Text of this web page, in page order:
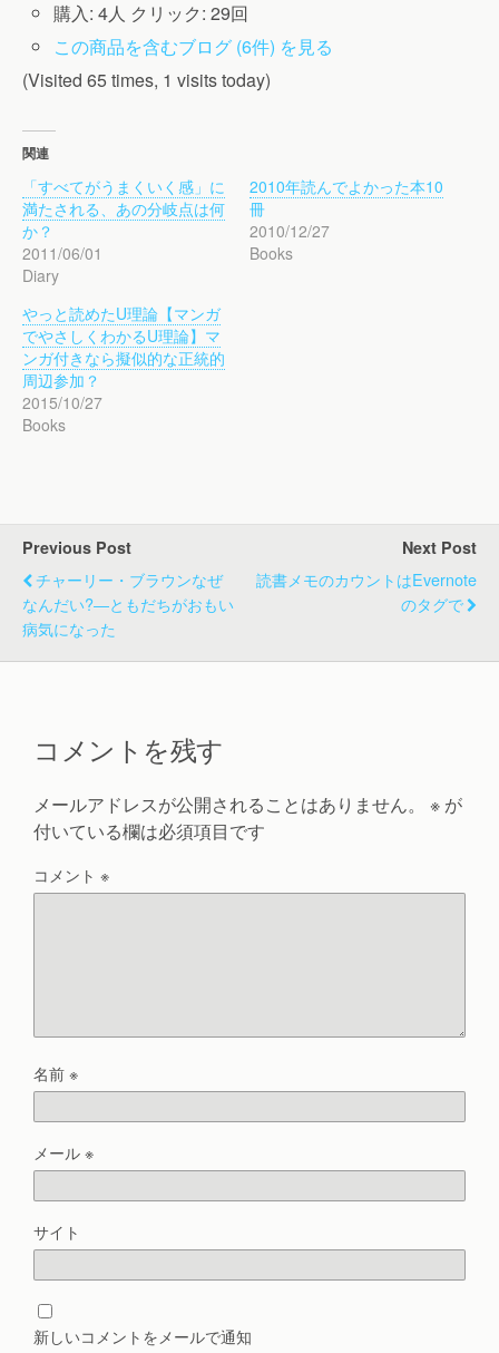
購入: 4人 クリック: 29回
この商品を含むブログ (6件) を見る
(Visited 65 times, 1 visits today)
関連
「すべてがうまくいく感」に
満たされる、あの分岐点は何
か？
2011/06/01
Diary
2010年読んでよかった本10
冊
2010/12/27
Books
やっと読めたU理論【マンガ
でやさしくわかるU理論】マ
ンガ付きなら擬似的な正統的
周辺参加？
2015/10/27
Books
Previous Post
チャーリー・ブラウンなぜ
なんだい?―ともだちがおもい
病気になった
Next Post
読書メモのカウントはEvernote
のタグで
コメントを残す
メールアドレスが公開されることはありません。 ※ が
付いている欄は必須項目です
コメント ※
名前※
メール※
サイト
新しいコメントをメールで通知